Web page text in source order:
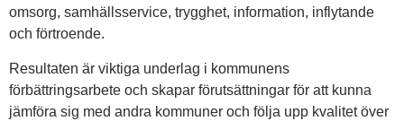
omsorg, samhällsservice, trygghet, information, inflytande
och förtroende.
Resultaten är viktiga underlag i kommunens
förbättringsarbete och skapar förutsättningar för att kunna
jämföra sig med andra kommuner och följa upp kvalitet över